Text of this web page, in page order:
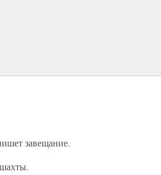
завещание.